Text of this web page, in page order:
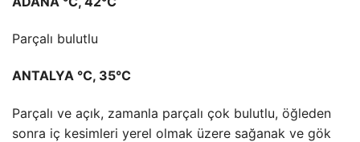
Parçalı bulutlu
ANTALYA °C, 35°C
Parçalı ve açık, zamanla parçalı çok bulutlu, öğleden
sonra iç kesimleri yerel olmak üzere sağanak ve gök